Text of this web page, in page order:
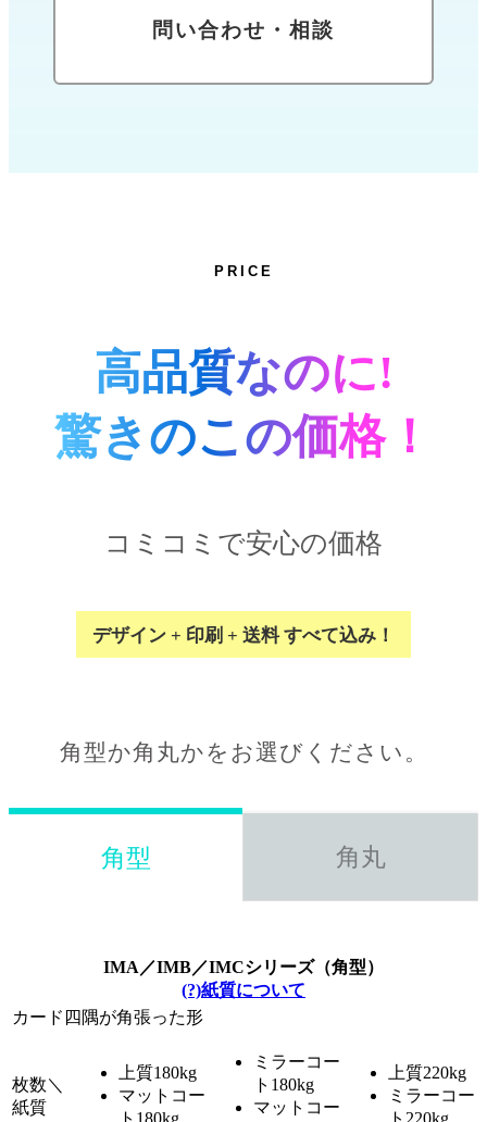
問い合わせ・相談
PRICE
高品質なのに!
驚きのこの価格！
コミコミで安心の価格
デザイン + 印刷 + 送料 すべて込み！
角型か角丸かをお選びください。
角型 角丸
IMA／IMB／IMCシリーズ（角型）
(?)紙質について
カード四隅が角張った形
枚数＼
紙質
上質180kg
マットコー
ミラーコー
ト180kg
マットコー
上質220kg
ミラーコー